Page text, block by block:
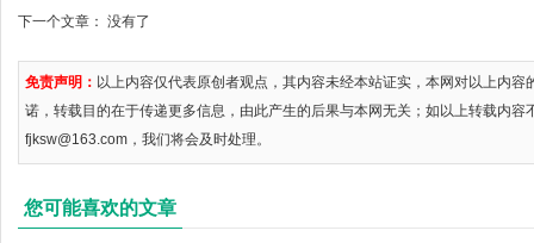
下一个文章： 没有了
免责声明： 以上内容仅代表原创者观点，其内容未经本站证实，本网对以上内
诺，转载目的在于传递更多信息，由此产生的后果与本网无关；如以上转载内容
fjksw@163.com，我们将会及时处理。
您可能喜欢的文章